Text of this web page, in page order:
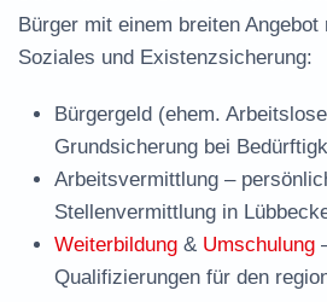
Bürger mit einem breiten Angebot
Soziales und Existenzsicherung:
Bürgergeld (ehem.
Grundsicherung bei
Arbeitsvermittlung –
Stellenvermittlung in
Weiterbildung & Umschulung
Qualifizierungen für den